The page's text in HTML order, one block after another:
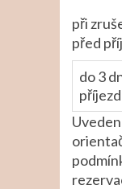
při
před
do 3